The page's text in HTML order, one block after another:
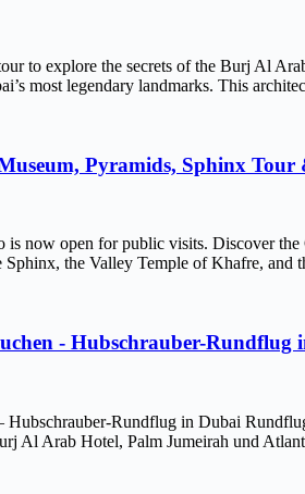
to explore the secrets of the Burj Al
most legendary landmarks. This
Pyramids, Sphinx Tour
is now open for public visits. Discover
Sphinx, the Valley Temple of Khafre,
- Hubschrauber-Rundflug
Rundflug in Dubai
Al Arab Hotel, Palm Jumeirah und